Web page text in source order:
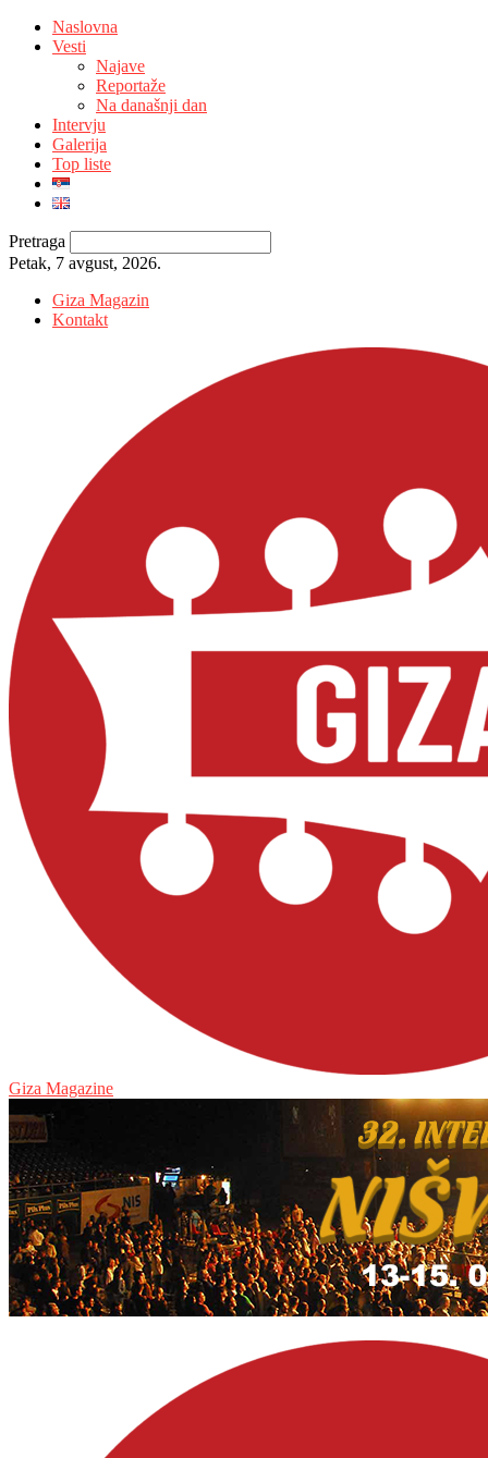
Naslovna
Vesti
Najave
Reportaže
Na današnji dan
Intervju
Galerija
Top liste
Pretraga
Petak, 7 avgust, 2026.
Giza Magazin
Kontakt
Giza Magazine